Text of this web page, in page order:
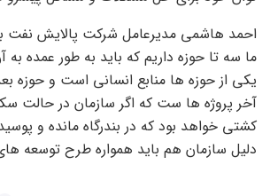
احمد هاشمی مدیرعامل شرکت پالایش نفت
ما سه تا حوزه داریم که باید به طور عمده به
یکی از حوزه ها منابع انسانی است و حوزه
آخر پروژه ها ست که اگر سازمان در حالت
کشتی خواهد بود که در بندرگاه مانده و
دلیل سازمان هم باید همواره طرح توسعه